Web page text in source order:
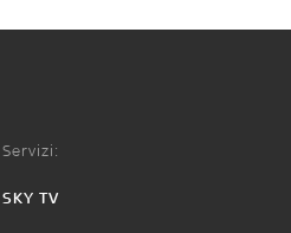
Servizi:
SKY TV